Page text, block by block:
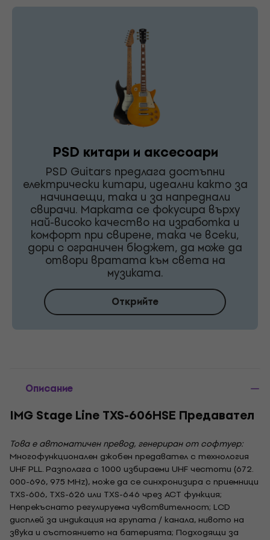
PSD китари и аксесоари
PSD Guitars предлага достъпни
електрически китари, идеални както за
начинаещи, така и за напреднали
свирачи. Марката се фокусира върху
най-високо качество на изработка и
комфорт при свирене, така че всеки,
дори с ограничен бюджет, да може да
отвори вратата към света на
музиката.
Открийте
Описание
IMG Stage Line TXS-606HSE Предавател
Това е автоматичен превод, генериран от софтуер:
Многофункционален джобен предавател с технология
UHF PLL. Разполага с 1000 избираеми UHF честоти (672.
000-696, 975 MHz), може да се синхронизира с приемници
TXS-606, TXS-626 или TXS-646 чрез ACT функция;
Непрекъснато регулируема чувствителност; LCD
дисплей за индикация на групата / канала, нивото на
звука и състоянието на батерията; Подходящи за